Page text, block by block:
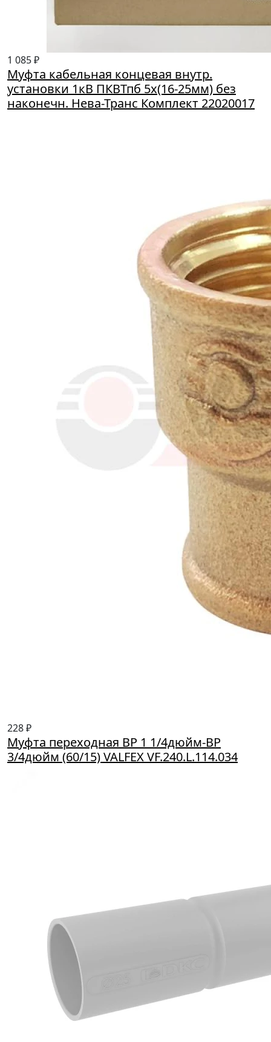
1 085 ₽
Муфта кабельная концевая внутр.
установки 1кВ ПКВТпб 5х(16-25мм) без
наконечн. Нева-Транс Комплект 22020017
228 ₽
Муфта переходная ВР 1 1/4дюйм-BP
3/4дюйм (60/15) VALFEX VF.240.L.114.034